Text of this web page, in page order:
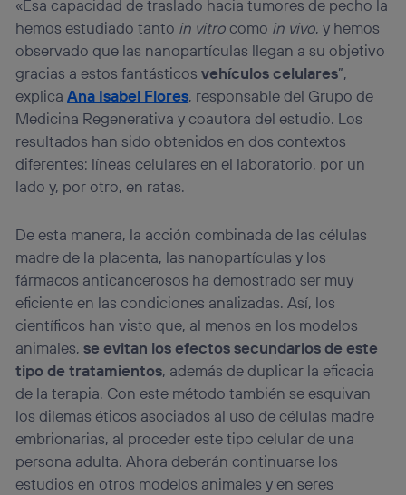
«Esa capacidad de traslado hacia tumores de pecho la
hemos estudiado tanto in vitrocomo in vivo, y hemos
observado que las nanopartículas llegan a su objetivo
gracias a estos fantásticosvehículos celulares”,
explicaAna Isabel Flores, responsable del Grupo de
Medicina Regenerativa y coautora del estudio. Los
resultados han sido obtenidos en dos contextos
diferentes: líneas celulares en el laboratorio, por un
lado y, por otro, en ratas.
De esta manera, la acción combinada de las células
madre de la placenta, las nanopartículas y los
fármacos anticancerosos ha demostrado ser muy
eficiente en las condiciones analizadas. Así, los
científicos han visto que, al menos en los modelos
animales, se evitan los efectos secundarios de este
tipo de tratamientos, además de duplicar la eficacia
de la terapia. Con este método también se esquivan
los dilemas éticos asociados al uso de células madre
embrionarias, al proceder este tipo celular de una
persona adulta. Ahora deberán continuarse los
estudios en otros modelos animales y en seres